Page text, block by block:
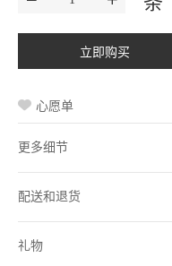
心愿单
更多细节
配送和退货
礼物